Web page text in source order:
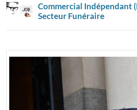
Commercial Indépendant
Secteur Funéraire